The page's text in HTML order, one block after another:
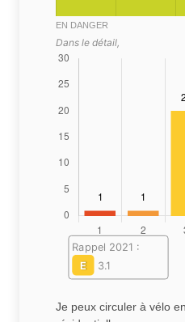
EN DANGER
Dans le détail,
Rappel 2021 :
E
3.1
Je peux circuler à vélo